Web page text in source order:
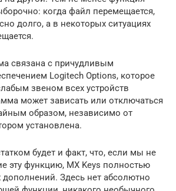
когда файл перемещается,
долго, а в некоторых ситуациях
связана с причудливым
Logitech Options, которое
звеном всех устройств
может зависать или отключаться
образом, независимо от
установлена.
будет и факт, что, если мы не
эту функцию, MX Keys полностью
Здесь нет абсолютно